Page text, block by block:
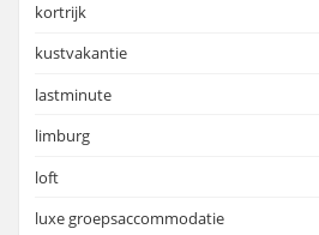
kortrijk
kustvakantie
lastminute
limburg
loft
luxe groepsaccommodatie